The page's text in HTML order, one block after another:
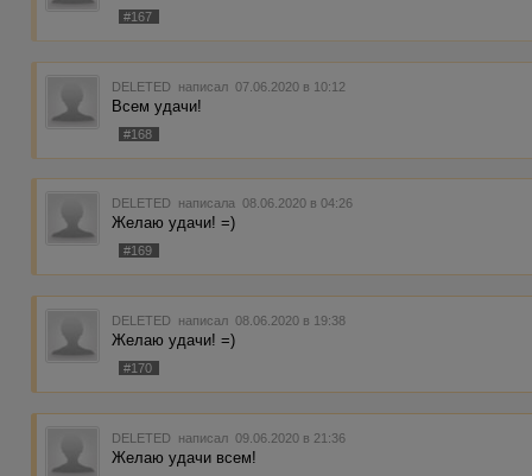
#167
DELETED написал 07.06.2020 в 10:12
Всем удачи!
#168
DELETED написала 08.06.2020 в 04:26
Желаю удачи! =)
#169
DELETED написал 08.06.2020 в 19:38
Желаю удачи! =)
#170
DELETED написал 09.06.2020 в 21:36
Желаю удачи всем!